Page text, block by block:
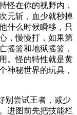
怪在你的视野内，
元斩，血少就秒掉
什么时候瞬移，只
，慢慢打，如果第
摇篮和地狱摇篮，
。怪的特性就是黄
神秘世界的玩具，
别尝试王者，减少
进图前先把技能栏